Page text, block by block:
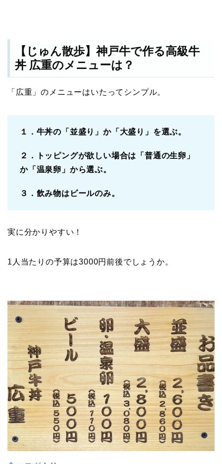
【じゅん散歩】神戸牛で作る高級牛
丼 広重のメニューは？
「広重」のメニューはいたってシンプル。
１．牛丼の「並盛り」か「大盛り」を選ぶ。
２．トッピングが欲しい場合は「普通の生卵」
か「温泉卵」から選ぶ。
３．飲み物はビールのみ。
実に分かりやすい！
1人当たりの予算は3000円前後でしょうか。